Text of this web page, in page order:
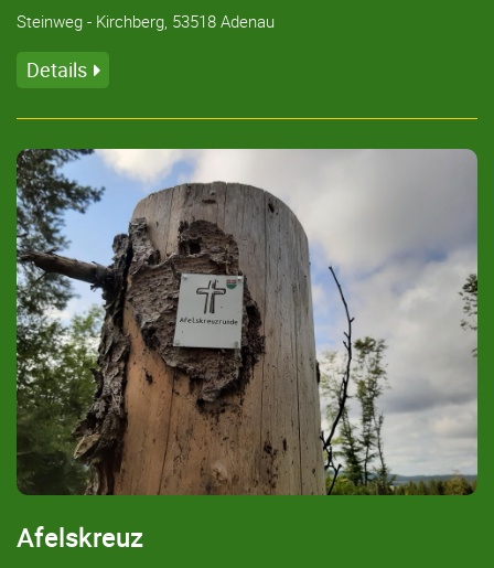
Steinweg - Kirchberg, 53518 Adenau
Details
Afelskreuz